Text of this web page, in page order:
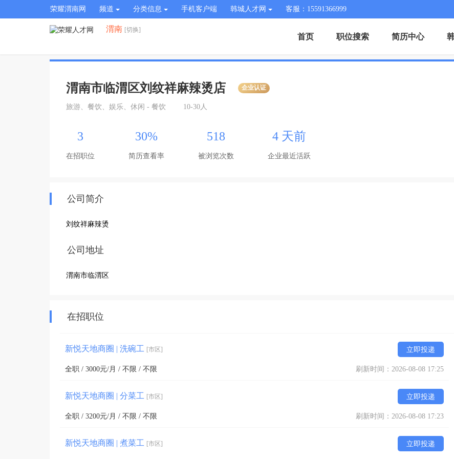
荣耀渭南网 频道 分类信息 手机客户端 韩城人才网 客服：15591366999
渭南 [切换]
首页 职位搜索 简历中心
渭南市临渭区刘纹祥麻辣烫店 企业认证
旅游、餐饮、娱乐、休闲 - 餐饮 10-30人
3
在招职位
30%
简历查看率
518
被浏览次数
4 天前
企业最近活跃
公司简介
刘纹祥麻辣烫
公司地址
渭南市临渭区
在招职位
新悦天地商圈 | 洗碗工 [市区] 立即投递
全职 / 3000元/月 / 不限 / 不限 刷新时间：2026-08-08 17:25
新悦天地商圈 | 分菜工 [市区] 立即投递
全职 / 3200元/月 / 不限 / 不限 刷新时间：2026-08-08 17:23
新悦天地商圈 | 煮菜工 [市区] 立即投递